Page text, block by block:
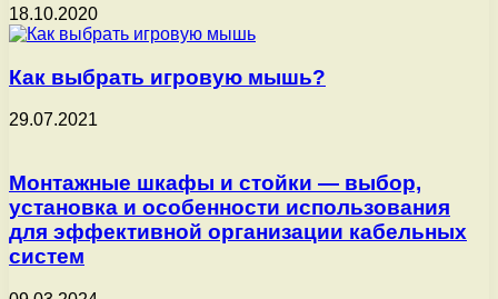
18.10.2020
Как выбрать игровую мышь?
29.07.2021
Монтажные шкафы и стойки — выбор,
установка и особенности использования
для эффективной организации кабельных
систем